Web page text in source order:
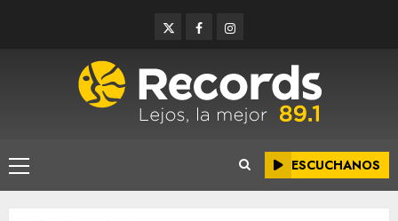
TwitterFacebookInstagram
Menú
principal
ESCUCHANOS